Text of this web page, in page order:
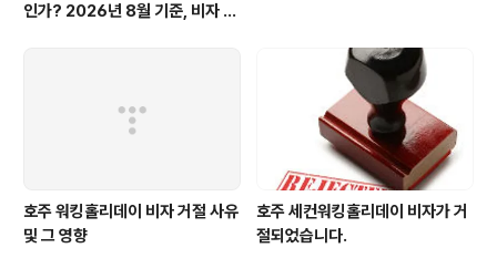
인가? 2026년 8월 기준, 비자 선
호주 워킹홀리데이 비자 거절 사유
및 그 영향
호주 세컨워킹홀리데이 비자가 거
절되었습니다.